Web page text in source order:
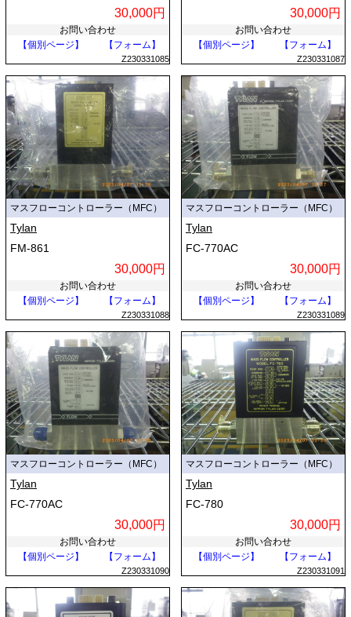
30,000円
お問い合わせ
【個別ページ】
【フォーム】
Z230331085
30,000円
お問い合わせ
【個別ページ】
【フォーム】
Z230331087
マスフローコントローラー（MFC）
Tylan
FM-861
30,000円
お問い合わせ
【個別ページ】
【フォーム】
Z230331088
マスフローコントローラー（MFC）
Tylan
FC-770AC
30,000円
お問い合わせ
【個別ページ】
【フォーム】
Z230331089
マスフローコントローラー（MFC）
Tylan
FC-770AC
30,000円
お問い合わせ
【個別ページ】
【フォーム】
Z230331090
マスフローコントローラー（MFC）
Tylan
FC-780
30,000円
お問い合わせ
【個別ページ】
【フォーム】
Z230331091